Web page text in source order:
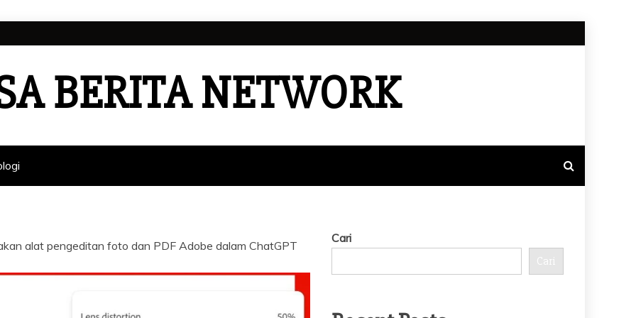
BERITA NETWORK
alat pengeditan foto dan PDF Adobe dalam ChatGPT
Cari
Cari